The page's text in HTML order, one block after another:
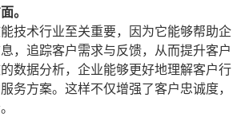
。
技术行业至关重要，因为它能够帮助企
，追踪客户需求与反馈，从而提升客户
数据分析，企业能够更好地理解客户行
务方案。这样不仅增强了客户忠诚度，